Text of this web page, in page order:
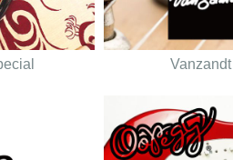
Vanzandt